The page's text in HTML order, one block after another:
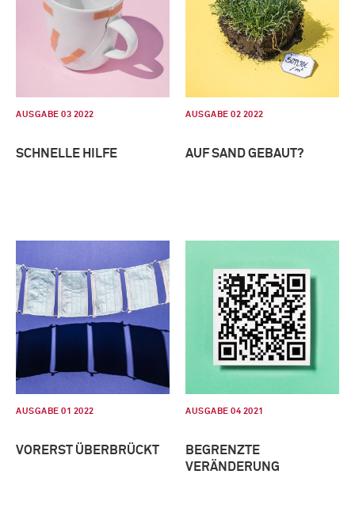
AUSGABE 03 2022
SCHNELLE HILFE
AUSGABE 02 2022
AUF SAND GEBAUT?
AUSGABE 01 2022
VORERST ÜBERBRÜCKT
AUSGABE 04 2021
BEGRENZTE
VERÄNDERUNG